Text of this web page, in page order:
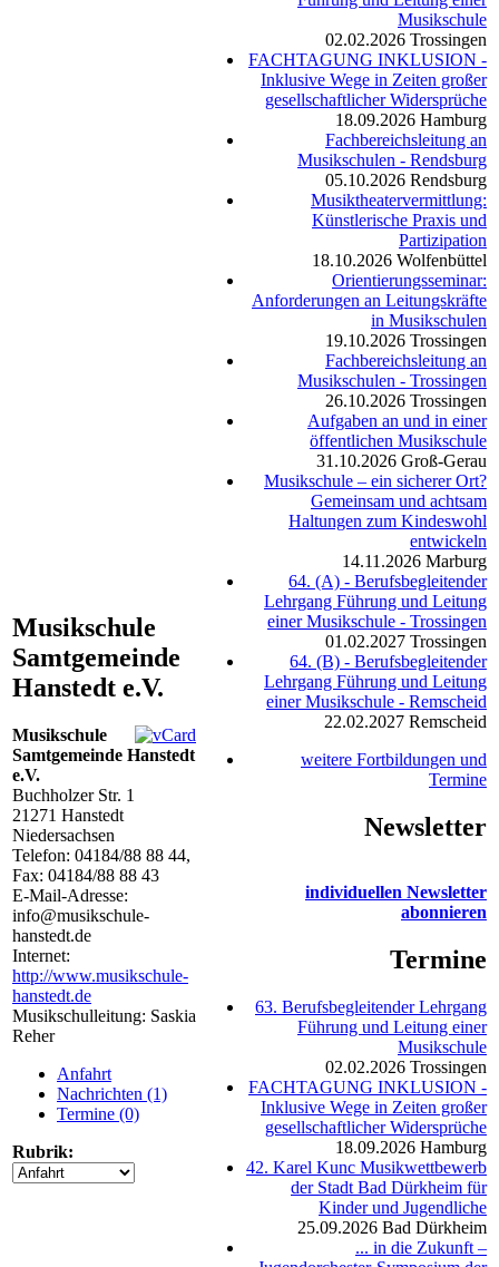
Musikschule
Samtgemeinde
Hanstedt e.V.
Musikschule
Samtgemeinde Hanstedt
e.V.
Buchholzer Str. 1
21271 Hanstedt
Niedersachsen
Telefon: 04184/88 88 44,
Fax: 04184/88 88 43
E-Mail-Adresse:
info@musikschule-
hanstedt.de
Internet:
http://www.musikschule-
hanstedt.de
Musikschulleitung: Saskia
Reher
Anfahrt
Nachrichten (1)
Termine (0)
Rubrik:
Musikschule
02.02.2026 Trossingen
FACHTAGUNG INKLUSION -
Inklusive Wege in Zeiten großer
gesellschaftlicher Widersprüche
18.09.2026 Hamburg
Fachbereichsleitung an
Musikschulen - Rendsburg
05.10.2026 Rendsburg
Musiktheatervermittlung:
Künstlerische Praxis und
Partizipation
18.10.2026 Wolfenbüttel
Orientierungsseminar:
Anforderungen an Leitungskräfte
in Musikschulen
19.10.2026 Trossingen
Fachbereichsleitung an
Musikschulen - Trossingen
26.10.2026 Trossingen
Aufgaben an und in einer
öffentlichen Musikschule
31.10.2026 Groß-Gerau
Musikschule – ein sicherer Ort?
Gemeinsam und achtsam
Haltungen zum Kindeswohl
entwickeln
14.11.2026 Marburg
64. (A) - Berufsbegleitender
Lehrgang Führung und Leitung
einer Musikschule - Trossingen
01.02.2027 Trossingen
64. (B) - Berufsbegleitender
Lehrgang Führung und Leitung
einer Musikschule - Remscheid
22.02.2027 Remscheid
weitere Fortbildungen und
Termine
Newsletter
individuellen Newsletter
abonnieren
Termine
63. Berufsbegleitender Lehrgang
Führung und Leitung einer
Musikschule
02.02.2026 Trossingen
FACHTAGUNG INKLUSION -
Inklusive Wege in Zeiten großer
gesellschaftlicher Widersprüche
18.09.2026 Hamburg
42. Karel Kunc Musikwettbewerb
der Stadt Bad Dürkheim für
Kinder und Jugendliche
25.09.2026 Bad Dürkheim
... in die Zukunft –